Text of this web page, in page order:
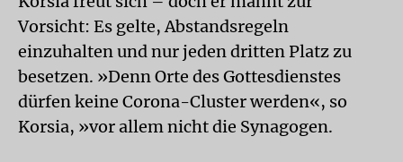
Vorsicht: Es gelte, Abstandsregeln
einzuhalten und nur jeden dritten Platz zu
besetzen. »Denn Orte des Gottesdienstes
dürfen keine Corona-Cluster werden«, so
Korsia, »vor allem nicht die Synagogen.